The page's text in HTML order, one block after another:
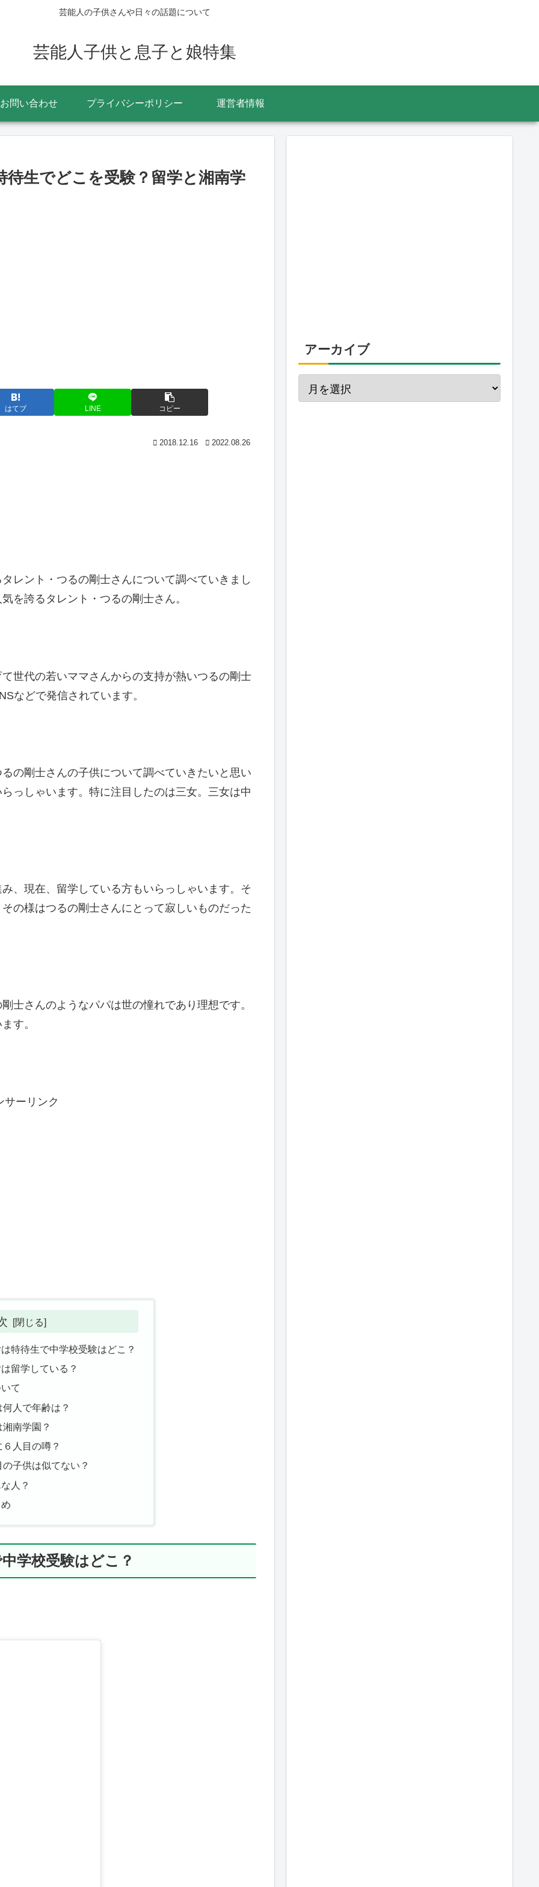
芸能人の子供さんや日々の話題について
芸能人子供と息子と娘特集
お問い合わせ プライバシーポリシー 運営者情報
生でどこを受験？留学と湘南学
はてブ LINE コピー
2018.12.16 2022.08.26
レント・つるの剛士さんについて調べていきまし
を誇るタレント・つるの剛士さん。
世代の若いママさんからの支持が熱いつるの剛士
などで発信されています。
の剛士さんの子供について調べていきたいと思い
っしゃいます。特に注目したのは三女。三女は中
、現在、留学している方もいらっしゃいます。そ
の様はつるの剛士さんにとって寂しいものだった
士さんのようなパパは世の憧れであり理想です。
す。
サーリンク
特待生で中学校受験はどこ？
留学している？
て
人で年齢は？
南学園？
人目の噂？
子供は似てない？
人？
学校受験はどこ？
アーカイブ